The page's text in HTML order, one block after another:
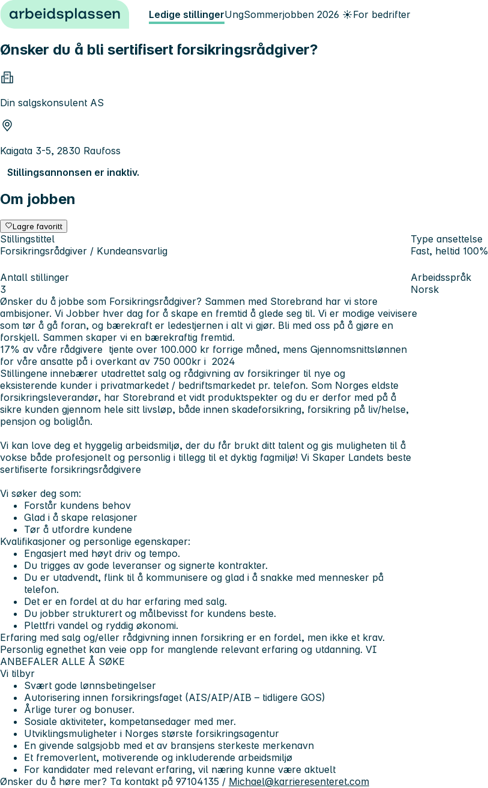
Hopp til innhold Ledige stillingerUngSommerjobben 2026 ☀️For bedrifter
Ønsker du å bli sertifisert forsikringsrådgiver?
Din salgskonsulent AS
Kaigata 3-5, 2830 Raufoss
Stillingsannonsen er inaktiv.
Om jobben
Lagre favoritt
Stillingstittel
Forsikringsrådgiver / Kundeansvarlig
Type ansettelse
Fast, heltid 100%
Antall stillinger
3
Arbeidsspråk
Norsk
Ønsker du å jobbe som Forsikringsrådgiver? Sammen med Storebrand har vi store
ambisjoner. Vi Jobber hver dag for å skape en fremtid å glede seg til. Vi er modige veivisere
som tør å gå foran, og bærekraft er ledestjernen i alt vi gjør. Bli med oss på å gjøre en
forskjell. Sammen skaper vi en bærekraftig fremtid.
17% av våre rådgivere tjente over 100.000 kr forrige måned, mens Gjennomsnittslønnen
for våre ansatte på i overkant av 750 000kr i 2024
Stillingene innebærer utadrettet salg og rådgivning av forsikringer til nye og
eksisterende kunder i privatmarkedet / bedriftsmarkedet pr. telefon. Som Norges eldste
forsikringsleverandør, har Storebrand et vidt produktspekter og du er derfor med på å
sikre kunden gjennom hele sitt livsløp, både innen skadeforsikring, forsikring på liv/helse,
pensjon og boliglån.
Vi kan love deg et hyggelig arbeidsmiljø, der du får brukt ditt talent og gis muligheten til å
vokse både profesjonelt og personlig i tillegg til et dyktig fagmiljø! Vi Skaper Landets beste
sertifiserte forsikringsrådgivere
Vi søker deg som:
Forstår kundens behov
Glad i å skape relasjoner
Tør å utfordre kundene
Kvalifikasjoner og personlige egenskaper:
Engasjert med høyt driv og tempo.
Du trigges av gode leveranser og signerte kontrakter.
Du er utadvendt, flink til å kommunisere og glad i å snakke med mennesker på
telefon.
Det er en fordel at du har erfaring med salg.
Du jobber strukturert og målbevisst for kundens beste.
Plettfri vandel og ryddig økonomi.
Erfaring med salg og/eller rådgivning innen forsikring er en fordel, men ikke et krav.
Personlig egnethet kan veie opp for manglende relevant erfaring og utdanning. VI
ANBEFALER ALLE Å SØKE
Vi tilbyr
Svært gode lønnsbetingelser
Autorisering innen forsikringsfaget (AIS/AIP/AIB – tidligere GOS)
Årlige turer og bonuser.
Sosiale aktiviteter, kompetansedager med mer.
Utviklingsmuligheter i Norges største forsikringsagentur
En givende salgsjobb med et av bransjens sterkeste merkenavn
Et fremoverlent, motiverende og inkluderende arbeidsmiljø
For kandidater med relevant erfaring, vil næring kunne være aktuelt
Ønsker du å høre mer? Ta kontakt på 97104135 / Michael@karrieresenteret.com